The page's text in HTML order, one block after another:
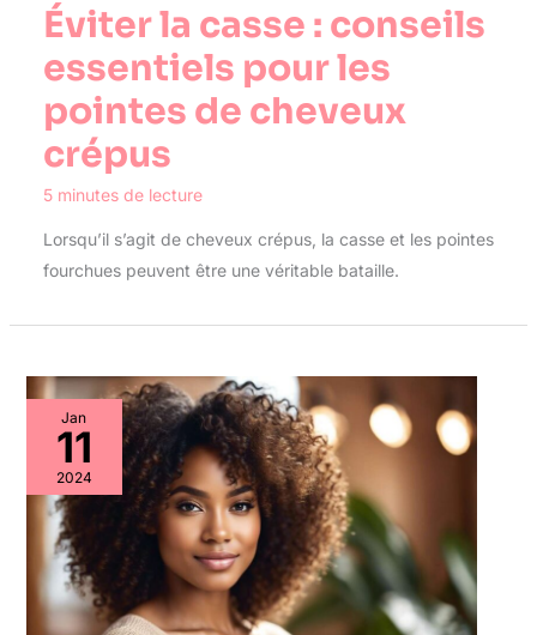
Éviter la casse : conseils
essentiels pour les
pointes de cheveux
crépus
5 minutes de lecture
Lorsqu’il s’agit de cheveux crépus, la casse et les pointes
fourchues peuvent être une véritable bataille.
Jan
11
2024